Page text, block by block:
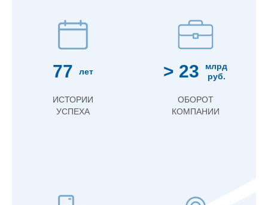
77 лет
ИСТОРИИ
УСПЕХА
> 23
млрд
руб.
ОБОРОТ
КОМПАНИИ